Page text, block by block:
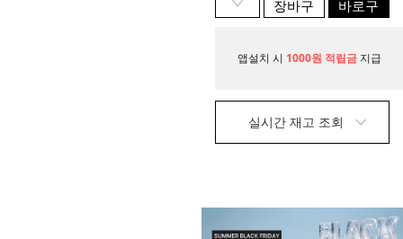
장바구
니
바로구
매
앱설치 시 1000원 적립금 지급
실시간 재고 조회